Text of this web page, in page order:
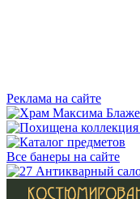
Реклама на сайте
Все банеры на сайте